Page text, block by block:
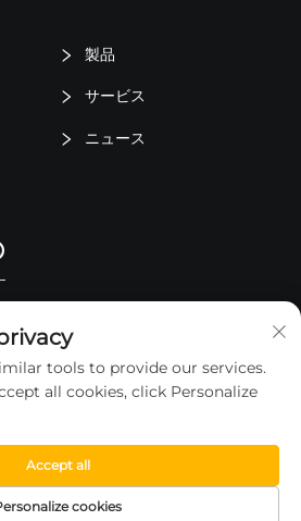
製品
サービス
ニュース
クリフト有限公司 —プライバシーポリ
シー
tools to provide our services.
all cookies, click Personalize
cookies
Accept all